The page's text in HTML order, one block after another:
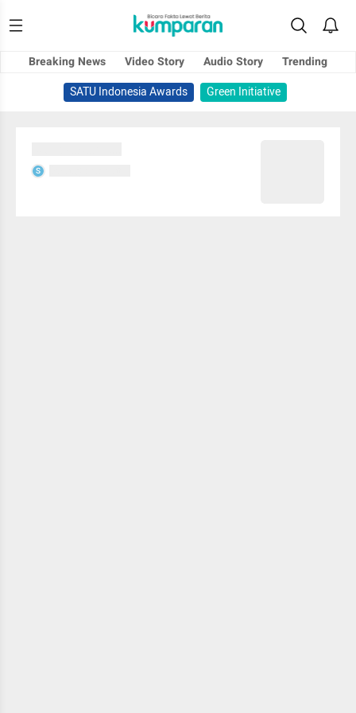
Breaking News Video Story Audio Story
Trending
SATU Indonesia Awards
Green Initiative
S